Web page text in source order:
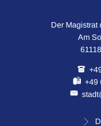
Der Magistrat
Am
+49